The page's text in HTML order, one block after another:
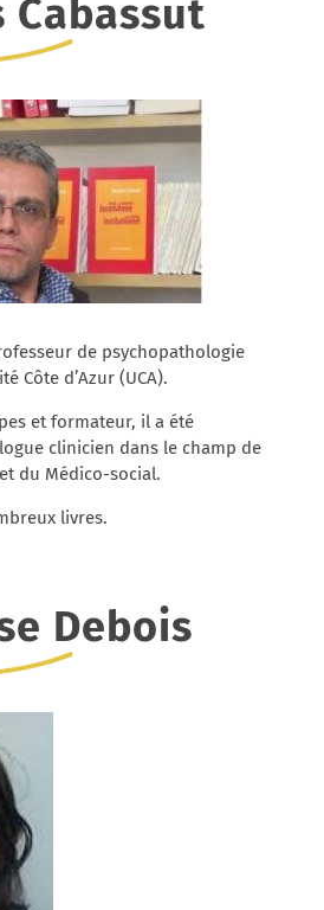
Cabassut
de psychopathologie
Côte d’Azur (UCA).
et formateur, il a été
clinicien dans le champ de
du Médico-social.
livres.
Debois